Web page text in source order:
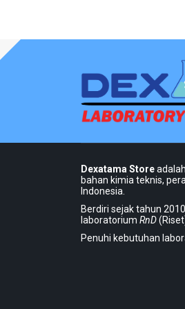
Dexatama Store
bahan kimia teknis,
Indonesia.
Berdiri sejak tahun
laboratorium RnD
Penuhi kebutuhan